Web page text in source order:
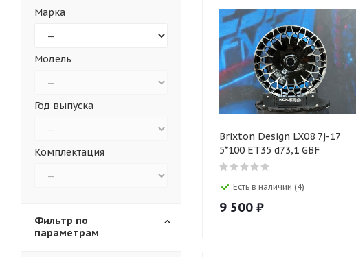
Brixton Design LX08 7j-17
5*100 ET35 d73,1 GBF
Есть в наличии (4)
9 500 ₽
Марка
Модель
Год выпуска
Комплектация
Фильтр по
параметрам